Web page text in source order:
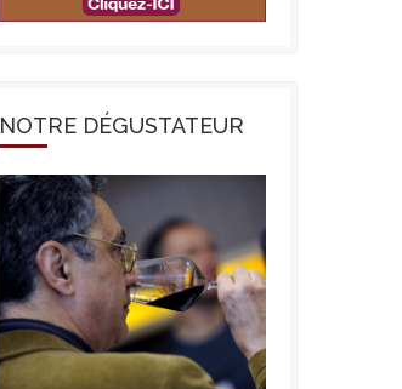
NOTRE DÉGUSTATEUR